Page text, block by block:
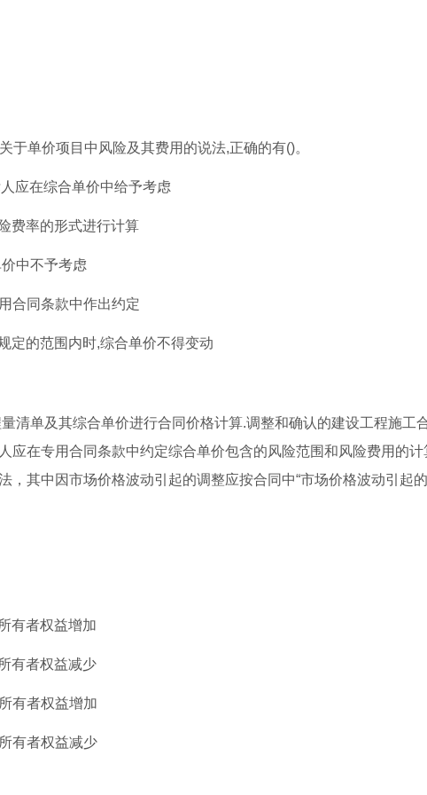
单价项目中风险及其费用的说法,正确的有()。
应在综合单价中给予考虑
费率的形式进行计算
中不予考虑
合同条款中作出约定
定的范围内时,综合单价不得变动
清单及其综合单价进行合同价格计算.调整和确认的建设工程施工
应在专用合同条款中约定综合单价包含的风险范围和风险费用的计
，其中因市场价格波动引起的调整应按合同中“市场价格波动引起
有者权益增加
有者权益减少
有者权益增加
有者权益减少